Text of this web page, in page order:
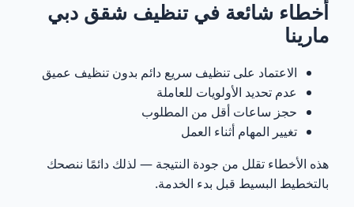
أخطاء شائعة في تنظيف شقق دبي
مارينا
الاعتماد على تنظيف سريع دائم بدون تنظيف عميق
عدم تحديد الأولويات للعاملة
حجز ساعات أقل من المطلوب
تغيير المهام أثناء العمل
هذه الأخطاء تقلل من جودة النتيجة — لذلك دائمًا ننصحك
بالتخطيط البسيط قبل بدء الخدمة.